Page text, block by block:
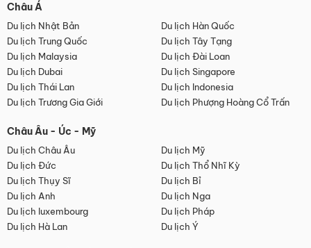
Châu Á
Du lịch Nhật Bản
Du lịch Hàn Quốc
Du lịch Trung Quốc
Du lịch Tây Tạng
Du lịch Malaysia
Du lịch Đài Loan
Du lịch Dubai
Du lịch Singapore
Du lịch Thái Lan
Du lịch Indonesia
Du lịch Trương Gia Giới
Du lịch Phượng Hoàng Cổ Trấn
Châu Âu - Úc - Mỹ
Du lịch Châu Âu
Du lịch Mỹ
Du lịch Đức
Du lịch Thổ Nhĩ Kỳ
Du lịch Thụy Sĩ
Du lịch Bỉ
Du lịch Anh
Du lịch Nga
Du lịch luxembourg
Du lịch Pháp
Du lịch Hà Lan
Du lịch Ý